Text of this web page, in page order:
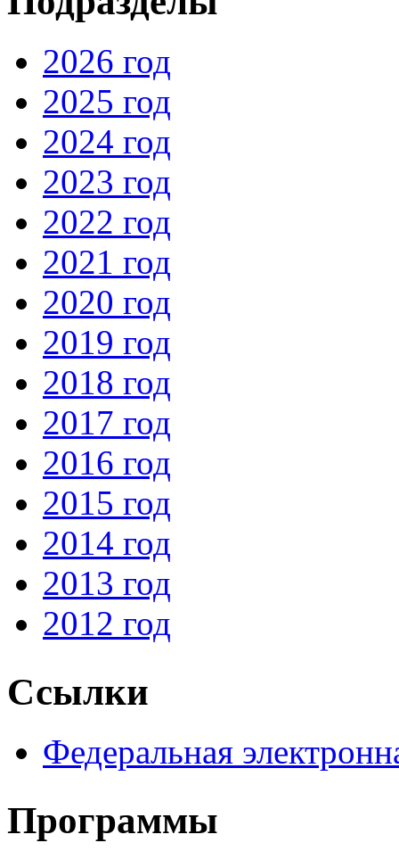
2026 год
2025 год
2024 год
2023 год
2022 год
2021 год
2020 год
2019 год
2018 год
2017 год
2016 год
2015 год
2014 год
2013 год
2012 год
Ссылки
Федеральная
Программы